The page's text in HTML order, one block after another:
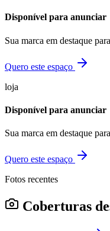
Disponível para anunciar
Sua marca em destaque
Quero este espaço
loja
Disponível para anunciar
Sua marca em destaque
Quero este espaço
Fotos recentes
Coberturas